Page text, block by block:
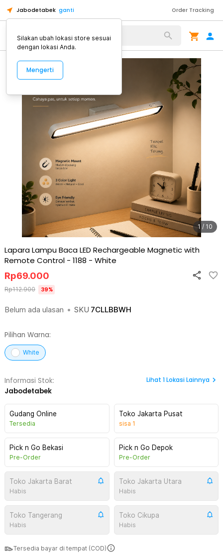
Jabodetabek ganti Order Tracking
Alat Kopi
1 / 10
Lapara Lampu Baca LED Rechargeable Magnetic with
Remote Control - 1188 - White
Belum ada ulasan • SKU 7CLLBBWH
Rp69.000
Rp112.900 39%
Pilihan Warna:
White
Informasi Stok:
Jabodetabek
Lihat 1Lokasi Lainnya
Gudang Online
Tersedia
Toko Jakarta Pusat
sisa 1
Pick n Go Bekasi
Pre-Order
Pick n Go Depok
Pre-Order
Toko Jakarta Barat
Habis
Toko Jakarta Utara
Habis
Toko Tangerang
Habis
Toko Cikupa
Habis
Tersedia bayar di tempat (COD)
Silakan ubah lokasi store sesuai
dengan lokasi Anda.
Mengerti